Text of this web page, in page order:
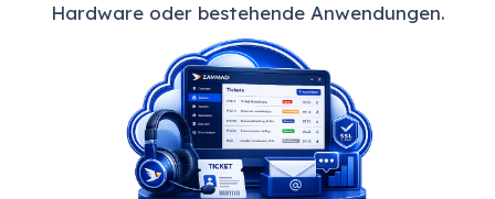
Hardware oder bestehende Anwendungen.